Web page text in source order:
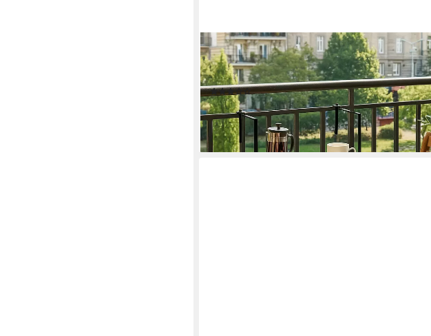
MOEBEL-DIREKT-ONLINE
Balkonhängetisch Bodo (1-St., 1 Tisch), Tischplatte
Mosaikstücken in terracottafarben
(9)
74,50 € 99,99 €
-25%
lieferbar - in 6-7 Werktagen bei dir